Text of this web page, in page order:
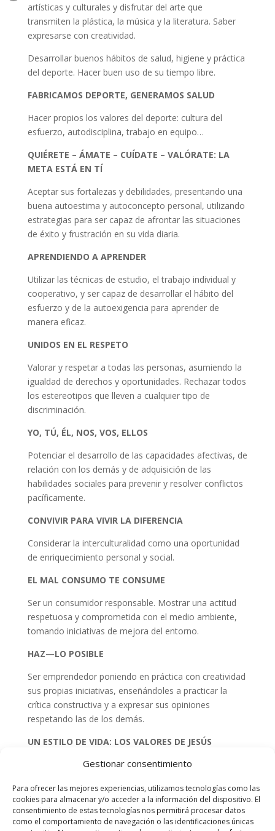
Gestionar consentimiento
Para ofrecer las mejores experiencias, utilizamos tecnologías como las
cookies para almacenar y/o acceder a la información del dispositivo. El
consentimiento de estas tecnologías nos permitirá procesar datos
como el comportamiento de navegación o las identificaciones únicas
artísticas y culturales y disfrutar del arte que
transmiten la plástica, la música y la literatura. Saber
expresarse con creatividad.
Desarrollar buenos hábitos de salud, higiene y práctica
del deporte. Hacer buen uso de su tiempo libre.
FABRICAMOS DEPORTE, GENERAMOS SALUD
Hacer propios los valores del deporte: cultura del
esfuerzo, autodisciplina, trabajo en equipo…
QUIÉRETE – ÁMATE – CUÍDATE – VALÓRATE: LA
META ESTÁ EN TÍ
Aceptar sus fortalezas y debilidades, presentando una
buena autoestima y autoconcepto personal, utilizando
estrategias para ser capaz de afrontar las situaciones
de éxito y frustración en su vida diaria.
APRENDIENDO A APRENDER
Utilizar las técnicas de estudio, el trabajo individual y
cooperativo, y ser capaz de desarrollar el hábito del
esfuerzo y de la autoexigencia para aprender de
manera eficaz.
UNIDOS EN EL RESPETO
Valorar y respetar a todas las personas, asumiendo la
igualdad de derechos y oportunidades. Rechazar todos
los estereotipos que lleven a cualquier tipo de
discriminación.
YO, TÚ, ÉL, NOS, VOS, ELLOS
Potenciar el desarrollo de las capacidades afectivas, de
relación con los demás y de adquisición de las
habilidades sociales para prevenir y resolver conflictos
pacíficamente.
CONVIVIR PARA VIVIR LA DIFERENCIA
Considerar la interculturalidad como una oportunidad
de enriquecimiento personal y social.
EL MAL CONSUMO TE CONSUME
Ser un consumidor responsable. Mostrar una actitud
respetuosa y comprometida con el medio ambiente,
tomando iniciativas de mejora del entorno.
HAZ—LO POSIBLE
Ser emprendedor poniendo en práctica con creatividad
sus propias iniciativas, enseñándoles a practicar la
crítica constructiva y a expresar sus opiniones
respetando las de los demás.
UN ESTILO DE VIDA: LOS VALORES DE JESÚS
Cultivar su vida interior y conocer la propuesta de Jesús
la sociedad y las necesidades de los demás.
BE HAPPY / LA FELICIDAD NO SE HACE, SE